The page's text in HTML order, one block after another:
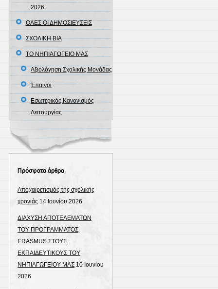
2026
ΟΛΕΣ ΟΙ ΔΗΜΟΣΙΕΥΣΕΙΣ
ΣΧΟΛΙΚΗ ΒΙΑ
ΤΟ ΝΗΠΙΑΓΩΓΕΙΟ ΜΑΣ
Αξιολόγηση Σχολικής Μονάδας
Έπαινοι
Εσωτερικός Κανονισμός
Λειτουργίας
Πρόσφατα άρθρα
Αποχαιρετισμός της σχολικής
χρονιάς 14 Ιουνίου 2026
ΔΙΑΧΥΣΗ ΑΠΟΤΕΛΕΜΑΤΩΝ
ΤΟΥ ΠΡΟΓΡΑΜΜΑΤΟΣ
ERASMUS ΣΤΟΥΣ
ΕΚΠΑΙΔΕΥΤΙΚΟΥΣ ΤΟΥ
ΝΗΠΙΑΓΩΓΕΙΟΥ ΜΑΣ 10 Ιουνίου
2026